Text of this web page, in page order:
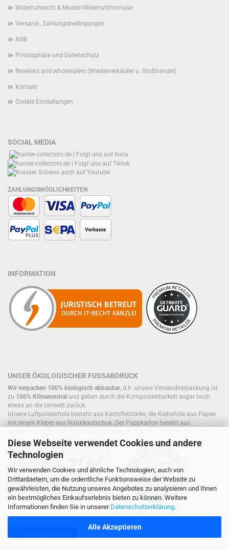
Diese Webseite verwendet Cookies und andere
Technologien
Wir verwenden Cookies und ähnliche Technologien, auch von
Drittanbietern, um die ordentliche Funktionsweise der Website zu
gewährleisten, die Nutzung unseres Angebotes zu analysieren und Ihnen
ein bestmögliches Einkaufserlebnis bieten zu können. Weitere
Informationen finden Sie in unserer Datenschutzerklärung.
Alle Akzeptieren
Widerrufsrecht & Muster-Widerrufsformular
Versand-, Zahlungsbedingungen
AGB
Privatsphäre und Datenschutz
Resellers and wholesalers (Wiederverkäufer u. Großhandel)
Kontakt
Cookie Einstellungen
SOCIAL MEDIA
ZAHLUNGSMÖGLICHKEITEN
INFORMATION
UNSER ÖKOLOGISCHER FUSSABDRUCK
Wir verpacken 100% biologisch abbaubar, d.h. unsere Versandverpackung ist
zu 100% Klimaneutral und geben durch die Kompostierbarkeit sogar noch
etwas an die Umwelt zurück.
Unsere Luftpolsterfolie besteht aus Kartoffelstärke, die Klebefolie aus Papier
mit einem Kleber aus Naturkautschuk. Der Pappkarton beseht aus
Füllmaterial, bereits im Kreislauf befinden.